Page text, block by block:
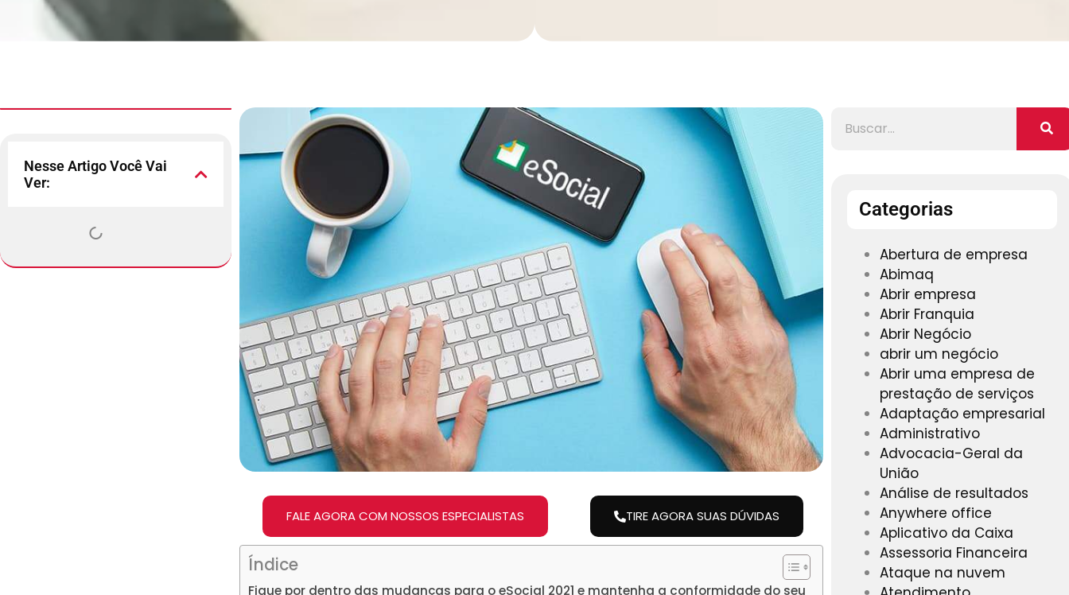
Nesse Artigo Você Vai
Ver:
FALE AGORA COM NOSSOS ESPECIALISTAS TIRE AGORA SUAS DÚVIDAS
Índice
Fique por dentro das mudanças para o eSocial 2021 e mantenha a conformidade do seu
Categorias
Abertura de empresa
Abimaq
Abrir empresa
Abrir Franquia
Abrir Negócio
abrir um negócio
Abrir uma empresa de
prestação de serviços
Adaptação empresarial
Administrativo
Advocacia-Geral da
União
Análise de resultados
Anywhere office
Aplicativo da Caixa
Assessoria Financeira
Ataque na nuvem